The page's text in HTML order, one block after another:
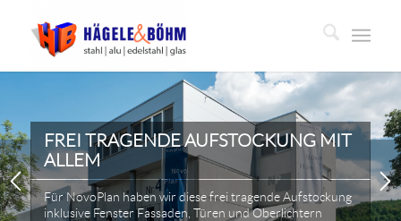
FREI TRAGENDE AUFSTOCKUNG MIT
ALLEM
Für NovoPlan haben wir diese frei tragende Aufstockung
inklusive Fenster Fassaden, Türen und Oberlichtern